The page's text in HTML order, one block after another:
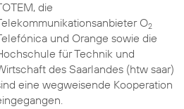
die
O2
und Orange sowie die
für Technik und
des Saarlandes (htw saar)
eine wegweisende Kooperation